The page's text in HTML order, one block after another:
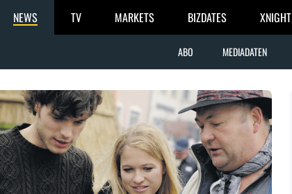
NEWS TV MARKETS BIZDATES XNIGHT
ABO MEDIADATEN